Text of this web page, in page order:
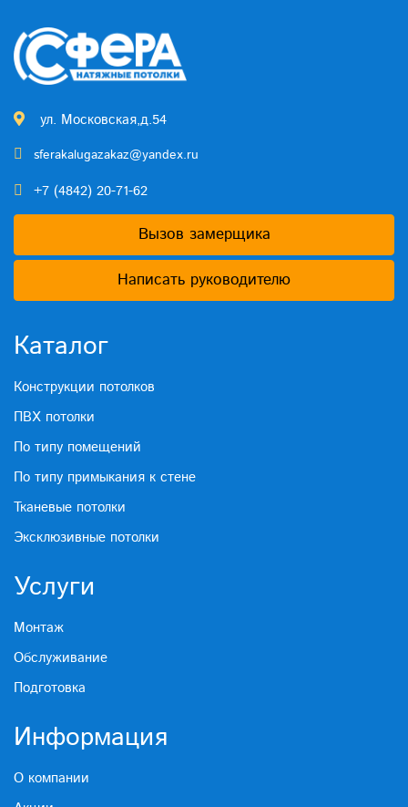
ул. Московская,д.54
sferakalugazakaz@yandex.ru
+7 (4842) 20-71-62
Вызов замерщика
Написать руководителю
Каталог
Конструкции потолков
ПВХ потолки
По типу помещений
По типу примыкания к стене
Тканевые потолки
Эксклюзивные потолки
Услуги
Монтаж
Обслуживание
Подготовка
Информация
О компании